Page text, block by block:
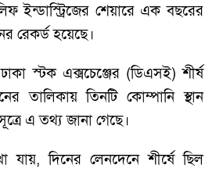
ইন্ডাস্ট্রিজের শেয়ারে এক বছরের
রেকর্ড হয়েছে।
স্টক এক্সচেঞ্জের (ডিএসই) শীর্ষ
তালিকায় তিনটি কোম্পানি স্থান
এ তথ্য জানা গেছে।
যায়, দিনের লেনদেনে শীর্ষে ছিল